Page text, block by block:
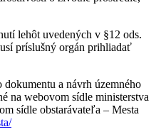
lehôt uvedených v §12 ods.
príslušný orgán prihliadať
dokumentu a návrh územného
na webovom sídle ministerstva
sídle obstarávateľa – Mesta